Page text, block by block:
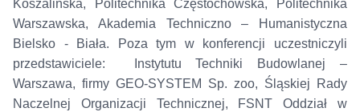
Koszalińska, Politechnika Częstochowska, Politechnika
Warszawska, Akademia Techniczno – Humanistyczna
Bielsko - Biała. Poza tym w konferencji uczestniczyli
przedstawiciele: Instytutu Techniki Budowlanej –
Warszawa, firmy GEO-SYSTEM Sp. zoo, Śląskiej Rady
Naczelnej Organizacji Technicznej, FSNT Oddział w